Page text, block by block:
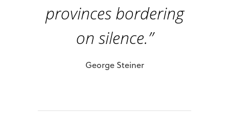
provinces bordering
on silence.”
George Steiner